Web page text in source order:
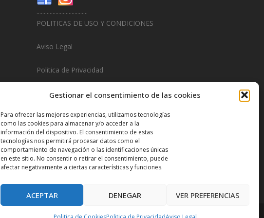
Gestionar el consentimiento de las cookies
Para ofrecer las mejores experiencias, utilizamos tecnologías
como las cookies para almacenar y/o acceder a la
información del dispositivo. El consentimiento de estas
tecnologías nos permitirá procesar datos como el
comportamiento de navegación o las identificaciones únicas
en este sitio. No consentir o retirar el consentimiento, puede
afectar negativamente a ciertas características y funciones.
ACEPTAR DENEGAR VER PREFERENCIAS
...................................
POLITICAS DE USO Y CONDICIONES
Aviso Legal
Politica de Privacidad
Politica de Cookies
Design & Promotions ByHitred.com